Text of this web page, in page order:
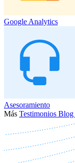
Google Analytics
Asesoramiento
Más Testimonios Blog